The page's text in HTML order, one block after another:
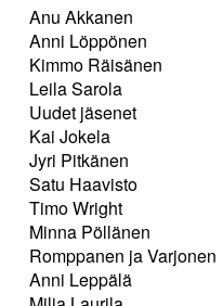
Anu Akkanen
Anni Löppönen
Kimmo Räisänen
Leila Sarola
Uudet jäsenet
Kai Jokela
Jyri Pitkänen
Satu Haavisto
Timo Wright
Minna Pöllänen
Romppanen ja Varjonen
Anni Leppälä